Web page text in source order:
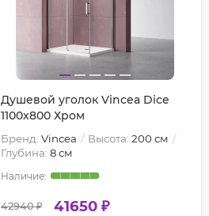
Душевой уголок Vincea Dice
1100x800 Хром
Бренд: Vincea Высота: 200 см
Глубина: 8 см
42940 ₽ 41650 ₽